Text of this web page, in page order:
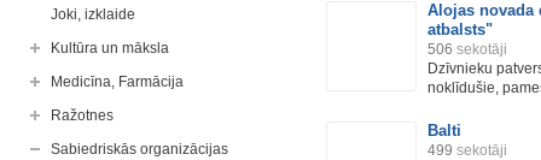
Joki, izklaide
Kultūra un māksla
Medicīna, Farmācija
Ražotnes
Sabiedriskās organizācijas
Alojas novada
atbalsts"
506 sekotāji
Dzīvnieku
noklīdušie,
Balti
499 sekotāji